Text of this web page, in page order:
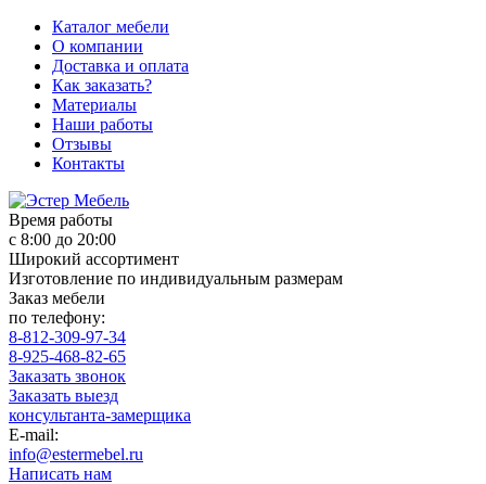
Каталог мебели
О компании
Доставка и оплата
Как заказать?
Материалы
Наши работы
Отзывы
Контакты
Время работы
с 8:00 до 20:00
Широкий ассортимент
Изготовление по индивидуальным размерам
Заказ мебели
по телефону:
8-812-309-97-34
8-925-468-82-65
Заказать звонок
Заказать выезд
консультанта-замерщика
E-mail:
info@estermebel.ru
Написать нам